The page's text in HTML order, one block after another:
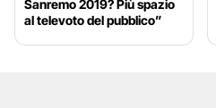
Sanremo 2019? Più spazio
al televoto del pubblico”